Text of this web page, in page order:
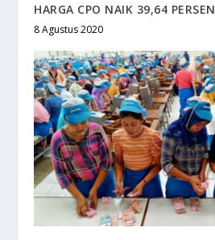
HARGA CPO NAIK 39,64 PERSEN
8 Agustus 2020